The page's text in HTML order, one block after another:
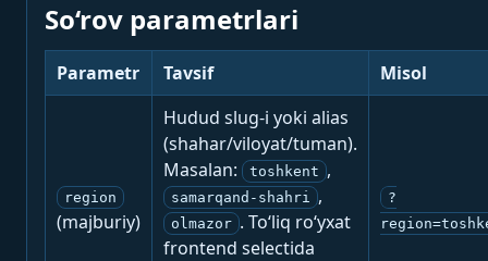
So‘rov parametrlari
Parametr Tavsif Misol
region
(majburiy)
Hudud slug-i yoki alias
(shahar/viloyat/tuman).
Masalan:
toshkent ,
samarqand-shahri ,
olmazor . To‘liq ro‘yxat
frontend selectida
?